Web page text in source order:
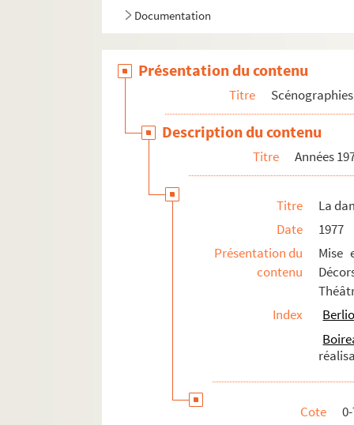
Documentation
Présentation du contenu
Titre
Description du contenu
Titre Années
Titre
La
Date
1977
Présentation du
contenu
Mise
Index
Cote